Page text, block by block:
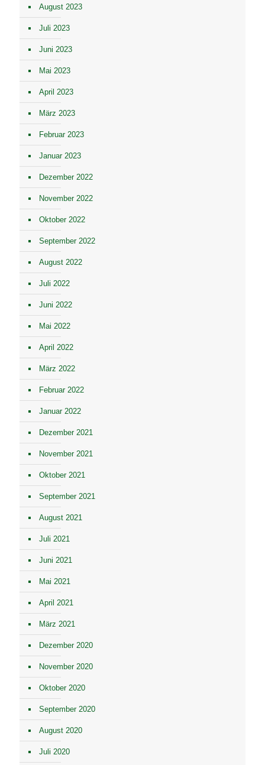
August 2023
Juli 2023
Juni 2023
Mai 2023
April 2023
März 2023
Februar 2023
Januar 2023
Dezember 2022
November 2022
Oktober 2022
September 2022
August 2022
Juli 2022
Juni 2022
Mai 2022
April 2022
März 2022
Februar 2022
Januar 2022
Dezember 2021
November 2021
Oktober 2021
September 2021
August 2021
Juli 2021
Juni 2021
Mai 2021
April 2021
März 2021
Dezember 2020
November 2020
Oktober 2020
September 2020
August 2020
Juli 2020